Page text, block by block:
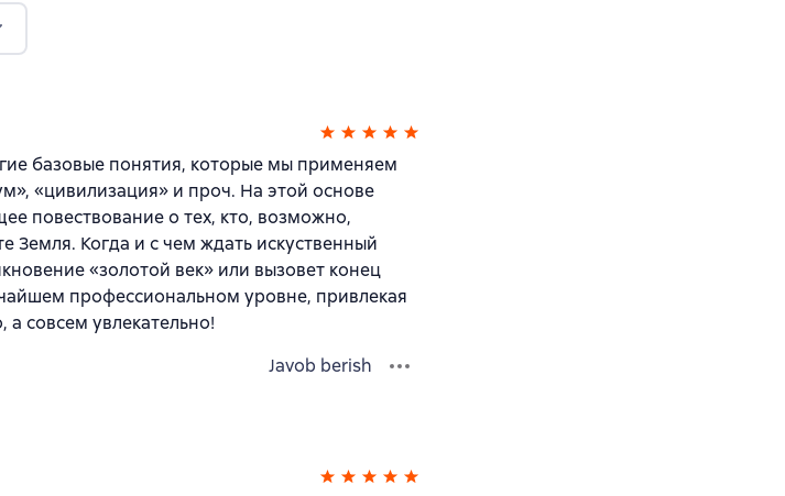
базовые понятия, которые мы применяем
«цивилизация» и проч. На этой основе
повествование о тех, кто, возможно,
Земля. Когда и с чем ждать искуственный
«золотой век» или вызовет конец
профессиональном уровне, привлекая
совсем увлекательно!
Javob berish